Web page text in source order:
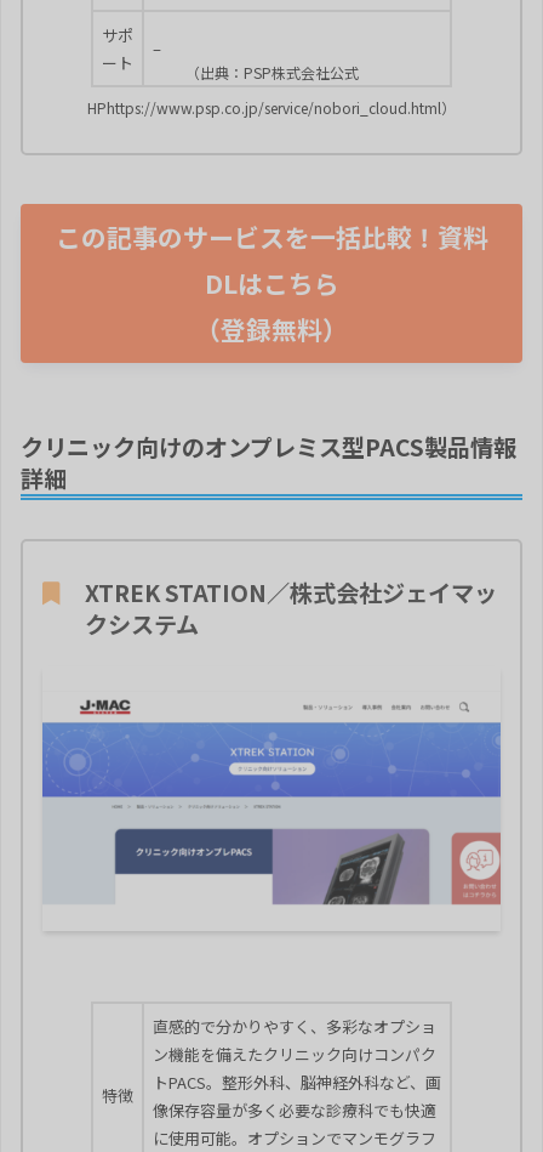
サポ
ート
–
（出典：PSP株式会社公式
HPhttps://www.psp.co.jp/service/nobori_cloud.html）
この記事のサービスを一括比較！資料
DLはこちら
（登録無料）
クリニック向けのオンプレミス型PACS製品情報
詳細
XTREK STATION／株式会社ジェイマッ
クシステム
特徴
直感的で分かりやすく、多彩なオプショ
ン機能を備えたクリニック向けコンパク
トPACS。整形外科、脳神経外科など、画
像保存容量が多く必要な診療科でも快適
に使用可能。オプションでマンモグラフ